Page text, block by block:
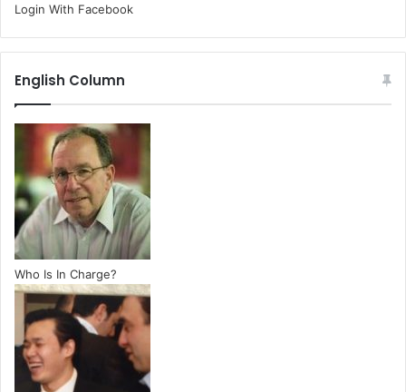
Login With Facebook
English Column
Who Is In Charge?